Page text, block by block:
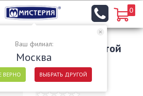
Ваш филиал:
Москва
ВЕРНО ВЫБРАТЬ ДРУГОЙ
0
цвет золотой